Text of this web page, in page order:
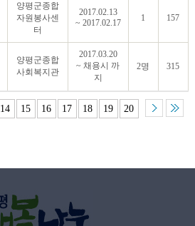
양평군종합
자원봉사센
터
2017.02.13
~ 2017.02.17
1 157
양평군종합
사회복지관
2017.03.20
~ 채용시 까
지
2명 315
14 15 16 17 18 19 20